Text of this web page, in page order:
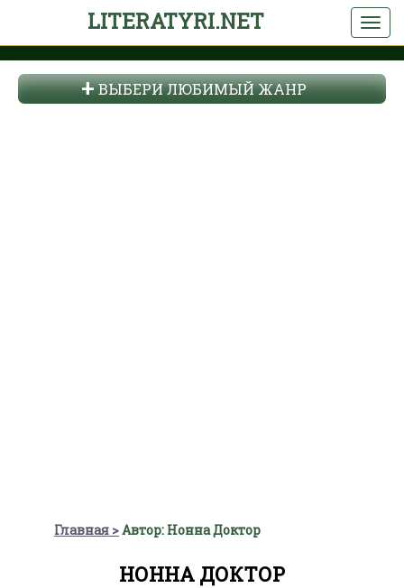
LITERATYRI.NET
ВЫБЕРИ ЛЮБИМЫЙ ЖАНР
Главная Автор: Нонна Доктор
НОННА ДОКТОР